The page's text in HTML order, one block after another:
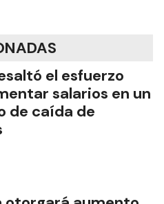
el esfuerzo
salarios en un
de caída de